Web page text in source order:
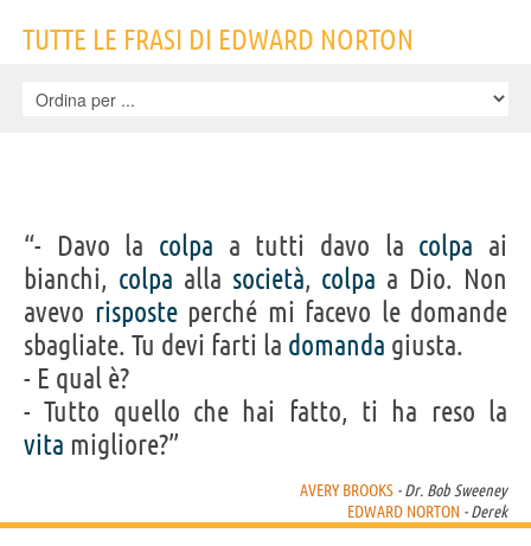
IDENTIKIT E DATI ANAGRAFICI
Nome
Edward Harrison
Cognome Norton
Pseudonimo Edward Norton
Nato 18 agosto 1969
Sesso maschile
Nazionalità statunitense
Professione
Segno zodiacale
FILM DI EDWARD NORTON
TUTTE LE FRASI DI EDWARD NORTON
“- Davo la colpa a tutti davo la colpa ai
bianchi, colpa alla società, colpa a Dio. Non
avevo risposteperché mi facevo le domande
sbagliate. Tu devi farti la domanda giusta.
- E qual è?
- Tutto quello che hai fatto, ti ha reso la
vita migliore?”
AVERY BROOKS - Dr. Bob Sweeney
EDWARD NORTON - Derek